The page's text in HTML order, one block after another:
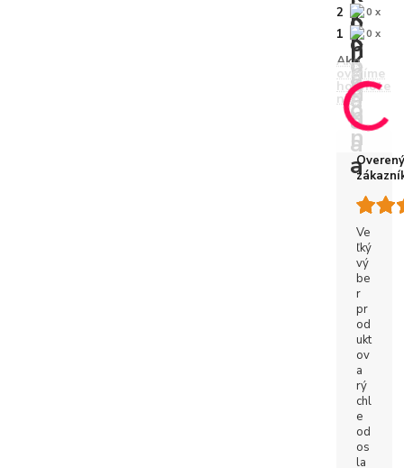
2 0 x
1 0 x
Ako
overíme
hodnote
nie?
Overený
Ve
ľký
vý
be
r
pr
od
ukt
ov
a
rý
chl
e
od
os
la